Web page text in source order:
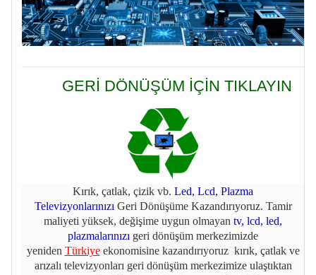
GERİ DÖNÜŞÜM İÇİN TIKLAYIN
Kırık, çatlak, çizik vb. Led, Lcd, Plazma
Televizyonlarınızı Geri Dönüşüme Kazandırıyoruz. Tamir
maliyeti yüksek, değişime uygun olmayan tv, lcd, led,
plazmalarınızı geri dönüşüm merkezimizde
yeniden Türkiyeekonomisine kazandırıyoruz kırık, çatlak ve
arızalı televizyonları geri dönüşüm merkezimize ulaştıktan